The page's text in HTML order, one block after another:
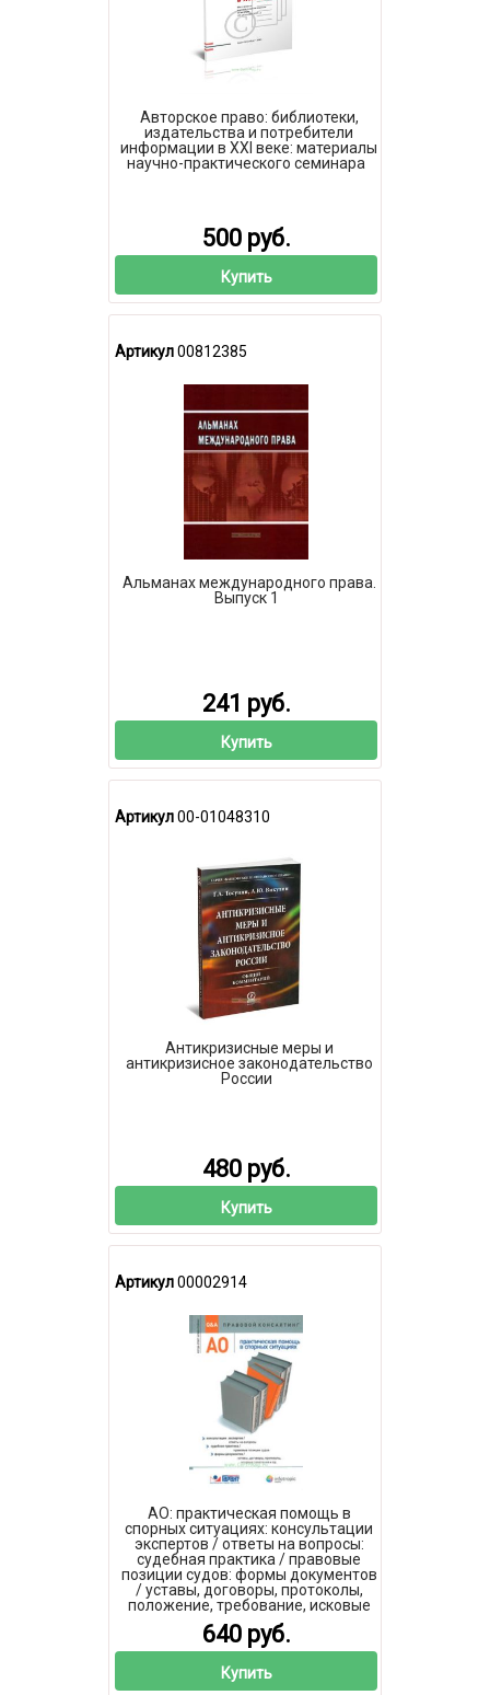
Авторское право: библиотеки,
издательства и потребители
информации в XXI веке: материалы
научно-практического семинара
500 руб.
Купить
Артикул00812385
Альманах международного права.
Выпуск 1
241 руб.
Купить
Артикул00-01048310
Антикризисные меры и
антикризисное законодательство
России
480 руб.
Купить
Артикул00002914
АО: практическая помощь в
спорных ситуациях: консультации
экспертов / ответы на вопросы:
судебная практика / правовые
позиции судов: формы документов
/ уставы, договоры, протоколы,
положение, требование, исковые
заявления и пр.
640 руб.
Купить